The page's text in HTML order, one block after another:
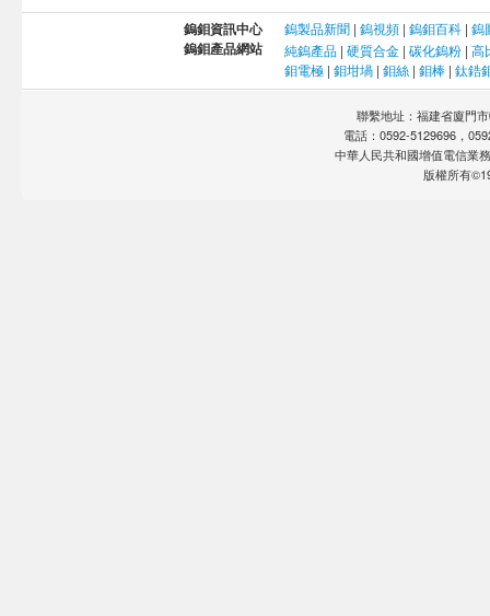
鎢鉬資訊中心 鎢製品新聞 | 鎢視頻 | 鎢鉬百科 | 鎢
鎢鉬產品網站 純鎢產品 | 硬質合金 | 碳化鎢粉 | 高
鉬電極 | 鉬坩堝 | 鉬絲 | 鉬棒 | 鈦鋯
聯繫地址：福建省廈門
電話：0592-5129696，
中華人民共和國增值電信業
版權所有